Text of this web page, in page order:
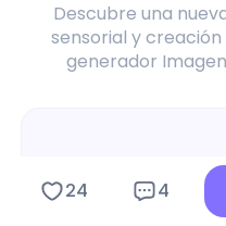
Descubre una
sensorial y
generador Imagen
24 4